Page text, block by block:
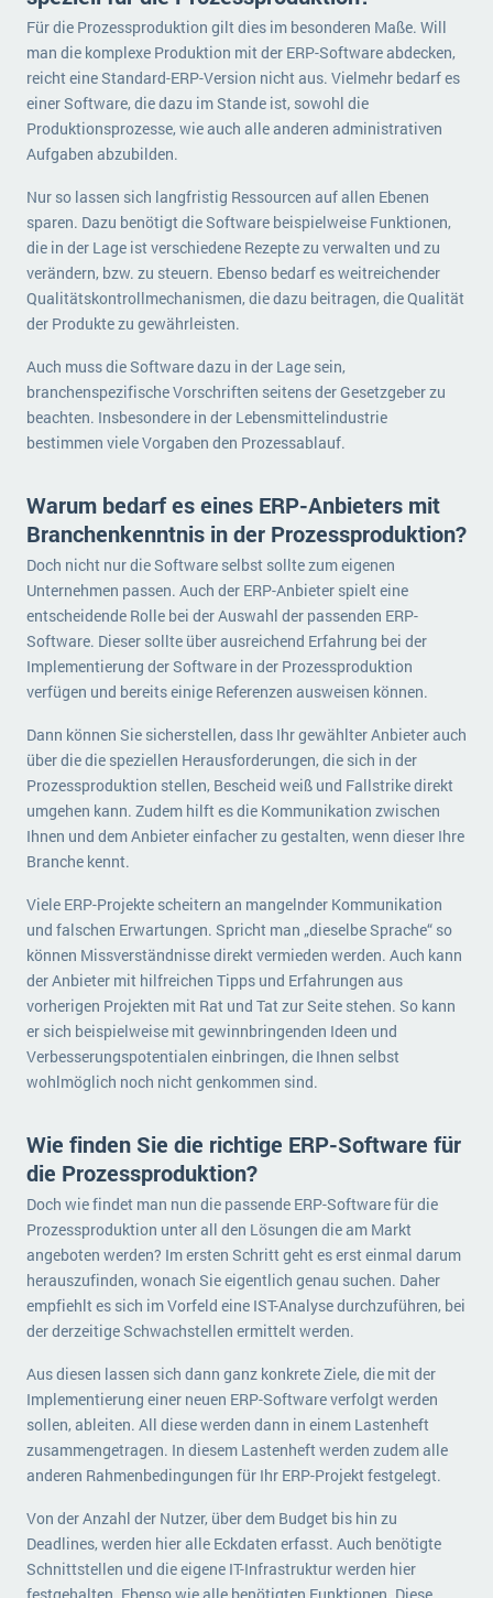
Für die Prozessproduktion gilt dies im besonderen Maße. Will
man die komplexe Produktion mit der ERP-Software abdecken,
reicht eine Standard-ERP-Version nicht aus. Vielmehr bedarf es
einer Software, die dazu im Stande ist, sowohl die
Produktionsprozesse, wie auch alle anderen administrativen
Aufgaben abzubilden.
Nur so lassen sich langfristig Ressourcen auf allen Ebenen
sparen. Dazu benötigt die Software beispielweise Funktionen,
die in der Lage ist verschiedene Rezepte zu verwalten und zu
verändern, bzw. zu steuern. Ebenso bedarf es weitreichender
Qualitätskontrollmechanismen, die dazu beitragen, die Qualität
der Produkte zu gewährleisten.
Auch muss die Software dazu in der Lage sein,
branchenspezifische Vorschriften seitens der Gesetzgeber zu
beachten. Insbesondere in der Lebensmittelindustrie
bestimmen viele Vorgaben den Prozessablauf.
Warum bedarf es eines ERP-Anbieters mit
Branchenkenntnis in der Prozessproduktion?
Doch nicht nur die Software selbst sollte zum eigenen
Unternehmen passen. Auch der ERP-Anbieter spielt eine
entscheidende Rolle bei der Auswahl der passenden ERP-
Software. Dieser sollte über ausreichend Erfahrung bei der
Implementierung der Software in der Prozessproduktion
verfügen und bereits einige Referenzen ausweisen können.
Dann können Sie sicherstellen, dass Ihr gewählter Anbieter auch
über die die speziellen Herausforderungen, die sich in der
Prozessproduktion stellen, Bescheid weiß und Fallstrike direkt
umgehen kann. Zudem hilft es die Kommunikation zwischen
Ihnen und dem Anbieter einfacher zu gestalten, wenn dieser Ihre
Branche kennt.
Viele ERP-Projekte scheitern an mangelnder Kommunikation
und falschen Erwartungen. Spricht man „dieselbe Sprache“ so
können Missverständnisse direkt vermieden werden. Auch kann
der Anbieter mit hilfreichen Tipps und Erfahrungen aus
vorherigen Projekten mit Rat und Tat zur Seite stehen. So kann
er sich beispielweise mit gewinnbringenden Ideen und
Verbesserungspotentialen einbringen, die Ihnen selbst
wohlmöglich noch nicht genkommen sind.
Wie finden Sie die richtige ERP-Software für
die Prozessproduktion?
Doch wie findet man nun die passende ERP-Software für die
Prozessproduktion unter all den Lösungen die am Markt
angeboten werden? Im ersten Schritt geht es erst einmal darum
herauszufinden, wonach Sie eigentlich genau suchen. Daher
empfiehlt es sich im Vorfeld eine IST-Analyse durchzuführen, bei
der derzeitige Schwachstellen ermittelt werden.
Aus diesen lassen sich dann ganz konkrete Ziele, die mit der
Implementierung einer neuen ERP-Software verfolgt werden
sollen, ableiten. All diese werden dann in einem Lastenheft
zusammengetragen. In diesem Lastenheft werden zudem alle
anderen Rahmenbedingungen für Ihr ERP-Projekt festgelegt.
Von der Anzahl der Nutzer, über dem Budget bis hin zu
Deadlines, werden hier alle Eckdaten erfasst. Auch benötigte
Schnittstellen und die eigene IT-Infrastruktur werden hier